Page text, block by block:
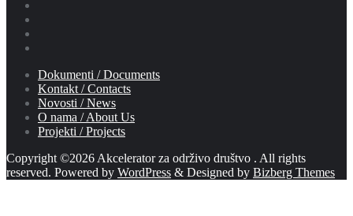
Dokumenti / Documents
Kontakt / Contacts
Novosti / News
O nama / About Us
Projekti / Projects
Copyright ©2026 Akcelerator za održivo društvo . All rights
reserved. Powered by WordPress & Designed by Bizberg Themes